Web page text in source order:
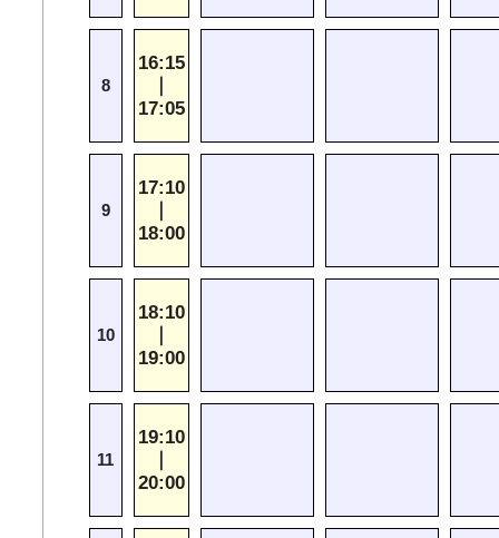
8
16:15
17:05
9
17:10
18:00
10
18:10
19:00
11
19:10
20:00